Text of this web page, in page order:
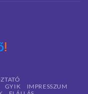
GYIK
IMPRESSZUM